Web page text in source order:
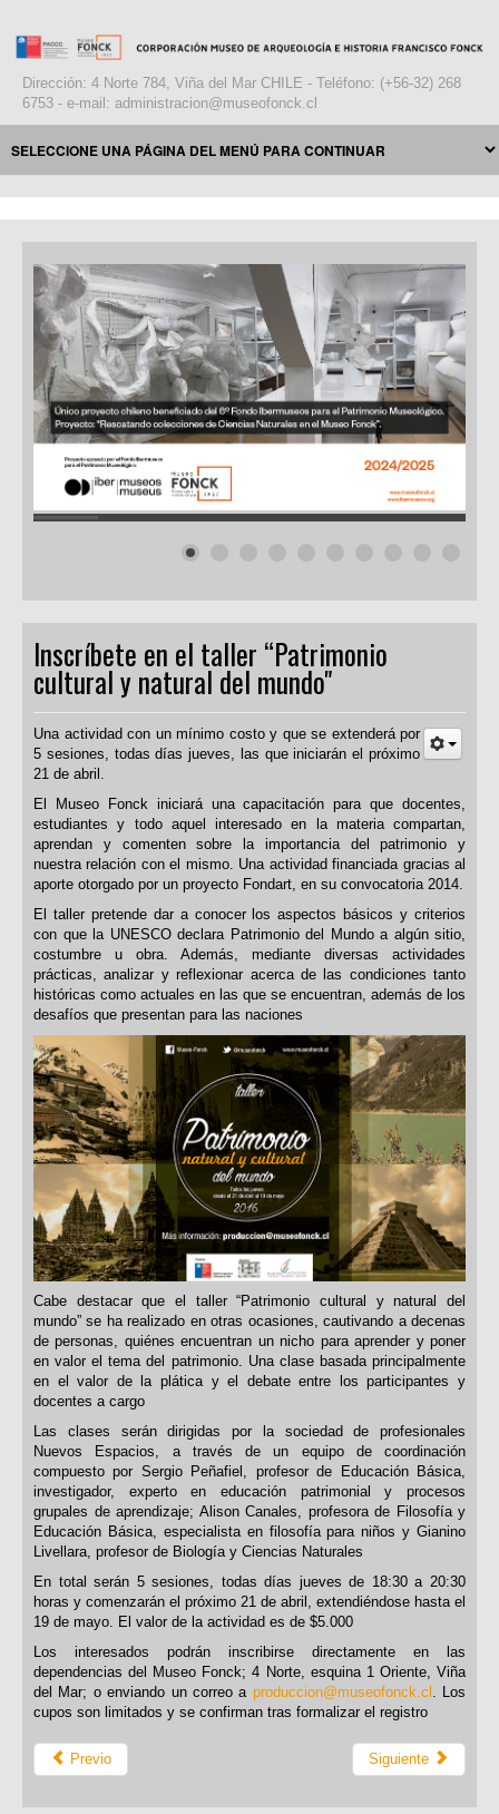
Dirección: 4 Norte 784, Viña del Mar CHILE - Teléfono: (+56-32) 268
6753 - e-mail: administracion@museofonck.cl
Inscríbete en el taller “Patrimonio
cultural y natural del mundo"
Una actividad con un mínimo costo y que se extenderá por
5 sesiones, todas días jueves, las que iniciarán el próximo
21 de abril.
El Museo Fonck iniciará una capacitación para que docentes,
estudiantes y todo aquel interesado en la materia compartan,
aprendan y comenten sobre la importancia del patrimonio y
nuestra relación con el mismo. Una actividad financiada gracias al
aporte otorgado por un proyecto Fondart, en su convocatoria 2014.
El taller pretende dar a conocer los aspectos básicos y criterios
con que la UNESCO declara Patrimonio del Mundo a algún sitio,
costumbre u obra. Además, mediante diversas actividades
prácticas, analizar y reflexionar acerca de las condiciones tanto
históricas como actuales en las que se encuentran, además de los
desafíos que presentan para las naciones
Cabe destacar que el taller “Patrimonio cultural y natural del
mundo” se ha realizado en otras ocasiones, cautivando a decenas
de personas, quiénes encuentran un nicho para aprender y poner
en valor el tema del patrimonio. Una clase basada principalmente
en el valor de la plática y el debate entre los participantes y
docentes a cargo
Las clases serán dirigidas por la sociedad de profesionales
Nuevos Espacios, a través de un equipo de coordinación
compuesto por Sergio Peñafiel, profesor de Educación Básica,
investigador, experto en educación patrimonial y procesos
grupales de aprendizaje; Alison Canales, profesora de Filosofía y
Educación Básica, especialista en filosofía para niños y Gianino
Livellara, profesor de Biología y Ciencias Naturales
En total serán 5 sesiones, todas días jueves de 18:30 a 20:30
horas y comenzarán el próximo 21 de abril, extendiéndose hasta el
19 de mayo. El valor de la actividad es de $5.000
Los interesados podrán inscribirse directamente en las
dependencias del Museo Fonck; 4 Norte, esquina 1 Oriente, Viña
del Mar; o enviando un correo a produccion@museofonck.cl . Los
cupos son limitados y se confirman tras formalizar el registro
Previo Siguiente